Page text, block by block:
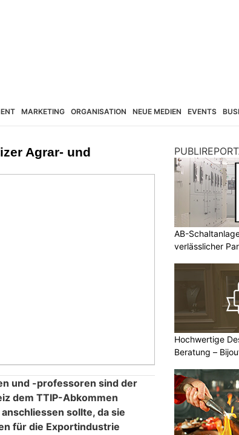
MARKETING ORGANISATION NEUE MEDIEN EVENTS
Agrar- und
und -professoren sind der
dem TTIP-Abkommen
sollte, da sie
für die Exportindustrie
AB-
verlässlicher
Hochwertige
Beratung –